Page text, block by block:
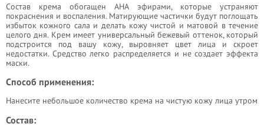
Состав крема обогащен АНА эфирами, которые устраняют
покраснения и воспаления. Матирующие частички будут поглощать
избыток кожного сала и делать кожу чистой и матовой в течение
целого дня. Крем имеет универсальный бежевый оттенок, который
подстроится под вашу кожу, выровняет цвет лица и скроет
недостатки. Средство легко распределяется и не создает эффекта
маски.
Способ применения:
Нанесите небольшое количество крема на чистую кожу лица утром
Состав: